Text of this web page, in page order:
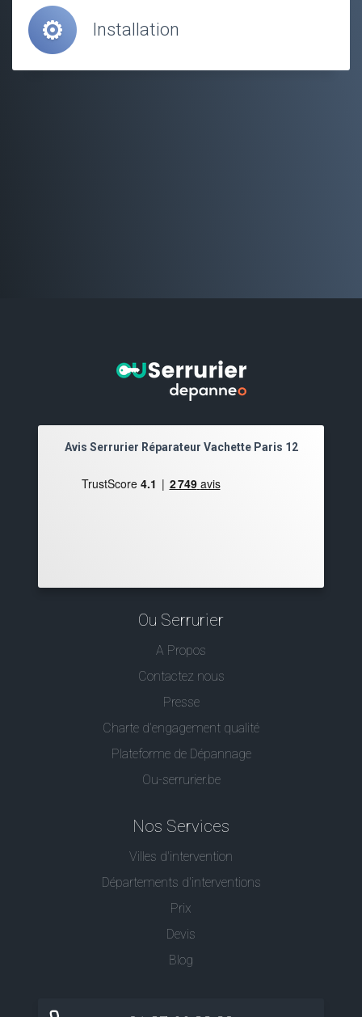
Installation
Avis Serrurier Réparateur Vachette Paris 12
Ou Serrurier
A Propos
Contactez nous
Presse
Charte d’engagement qualité
Plateforme de Dépannage
Ou-serrurier.be
Nos Services
Villes d'intervention
Départements d'interventions
Prix
Devis
Blog